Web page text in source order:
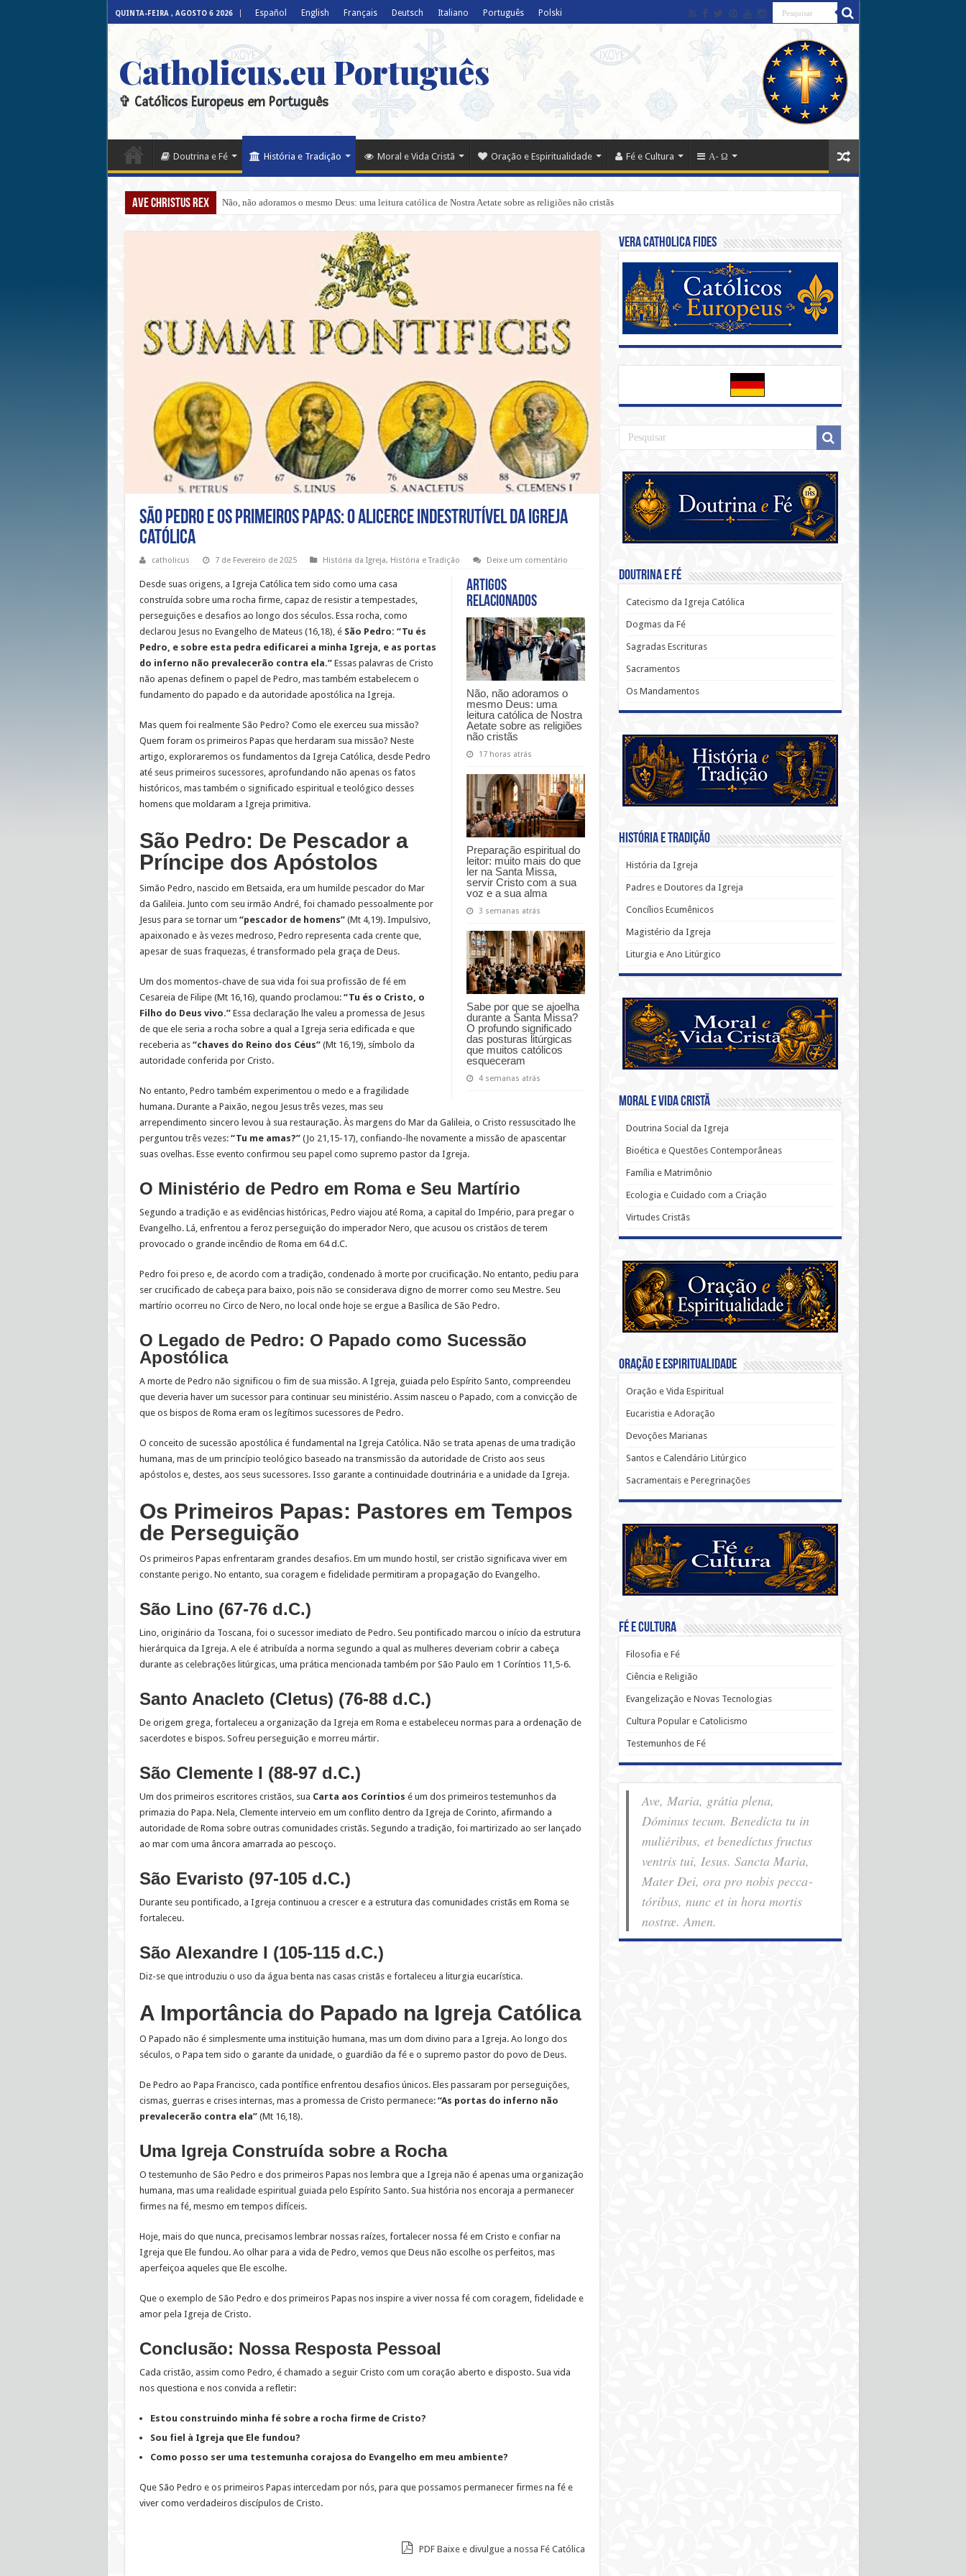
QUINTA-FEIRA , AGOSTO 6 2026 Español English Français Deutsch Italiano Português Polski
Catholicus.eu Português
✞ Católicos Europeus em Português
Doutrina e Fé História e Tradição Moral e Vida Cristã Oração e Espiritualidade Fé e Cultura Α- Ω
Ave Christus Rex Não, não adoramos o mesmo Deus: uma leitura católica de Nostra Aetate sobre as religiões não cristãs
São Pedro e os Primeiros Papas: O Alicerce Indestrutível da Igreja
Católica
catholicus 7 de Fevereiro de 2025 História da Igreja, História e Tradição Deixe um comentário
Artigos
relacionados
Não, não adoramos o
mesmo Deus: uma
leitura católica de Nostra
Aetate sobre as religiões
não cristãs
17 horas atrás
Preparação espiritual do
leitor: muito mais do que
ler na Santa Missa,
servir Cristo com a sua
voz e a sua alma
3 semanas atrás
Sabe por que se ajoelha
durante a Santa Missa?
O profundo significado
das posturas litúrgicas
que muitos católicos
esqueceram
4 semanas atrás
Desde suas origens, a Igreja Católica tem sido como uma casa
construída sobre uma rocha firme, capaz de resistir a tempestades,
perseguições e desafios ao longo dos séculos. Essa rocha, como
declarou Jesus no Evangelho de Mateus (16,18), é São Pedro: “Tu és
Pedro, e sobre esta pedra edificarei a minha Igreja, e as portas
do inferno não prevalecerão contra ela.”Essas palavras de Cristo
não apenas definem o papel de Pedro, mas também estabelecem o
fundamento do papado e da autoridade apostólica na Igreja.
Mas quem foi realmente São Pedro? Como ele exerceu sua missão?
Quem foram os primeiros Papas que herdaram sua missão? Neste
artigo, exploraremos os fundamentos da Igreja Católica, desde Pedro
até seus primeiros sucessores, aprofundando não apenas os fatos
históricos, mas também o significado espiritual e teológico desses
homens que moldaram a Igreja primitiva.
São Pedro: De Pescador a
Príncipe dos Apóstolos
Simão Pedro, nascido em Betsaida, era um humilde pescador do Mar
da Galileia. Junto com seu irmão André, foi chamado pessoalmente por
Jesus para se tornar um “pescador de homens”(Mt 4,19). Impulsivo,
apaixonado e às vezes medroso, Pedro representa cada crente que,
apesar de suas fraquezas, é transformado pela graça de Deus.
Um dos momentos-chave de sua vida foi sua profissão de fé em
Cesareia de Filipe (Mt 16,16), quando proclamou: “Tu és o Cristo, o
Filho do Deus vivo.”Essa declaração lhe valeu a promessa de Jesus
de que ele seria a rocha sobre a qual a Igreja seria edificada e que
receberia as “chaves do Reino dos Céus”(Mt 16,19), símbolo da
autoridade conferida por Cristo.
No entanto, Pedro também experimentou o medo e a fragilidade
humana. Durante a Paixão, negou Jesus três vezes, mas seu
arrependimento sincero levou à sua restauração. Às margens do Mar da Galileia, o Cristo ressuscitado lhe
perguntou três vezes: “Tu me amas?”(Jo 21,15-17), confiando-lhe novamente a missão de apascentar
suas ovelhas. Esse evento confirmou seu papel como supremo pastor da Igreja.
O Ministério de Pedro em Roma e Seu Martírio
Segundo a tradição e as evidências históricas, Pedro viajou até Roma, a capital do Império, para pregar o
Evangelho. Lá, enfrentou a feroz perseguição do imperador Nero, que acusou os cristãos de terem
provocado o grande incêndio de Roma em 64 d.C.
Pedro foi preso e, de acordo com a tradição, condenado à morte por crucificação. No entanto, pediu para
ser crucificado de cabeça para baixo, pois não se considerava digno de morrer como seu Mestre. Seu
martírio ocorreu no Circo de Nero, no local onde hoje se ergue a Basílica de São Pedro.
O Legado de Pedro: O Papado como Sucessão
Apostólica
A morte de Pedro não significou o fim de sua missão. A Igreja, guiada pelo Espírito Santo, compreendeu
que deveria haver um sucessor para continuar seu ministério. Assim nasceu o Papado, com a convicção de
que os bispos de Roma eram os legítimos sucessores de Pedro.
O conceito de sucessão apostólica é fundamental na Igreja Católica. Não se trata apenas de uma tradição
humana, mas de um princípio teológico baseado na transmissão da autoridade de Cristo aos seus
apóstolos e, destes, aos seus sucessores. Isso garante a continuidade doutrinária e a unidade da Igreja.
Os Primeiros Papas: Pastores em Tempos
de Perseguição
Os primeiros Papas enfrentaram grandes desafios. Em um mundo hostil, ser cristão significava viver em
constante perigo. No entanto, sua coragem e fidelidade permitiram a propagação do Evangelho.
São Lino (67-76 d.C.)
Lino, originário da Toscana, foi o sucessor imediato de Pedro. Seu pontificado marcou o início da estrutura
hierárquica da Igreja. A ele é atribuída a norma segundo a qual as mulheres deveriam cobrir a cabeça
durante as celebrações litúrgicas, uma prática mencionada também por São Paulo em 1 Coríntios 11,5-6.
Santo Anacleto (Cletus) (76-88 d.C.)
De origem grega, fortaleceu a organização da Igreja em Roma e estabeleceu normas para a ordenação de
sacerdotes e bispos. Sofreu perseguição e morreu mártir.
São Clemente I (88-97 d.C.)
Um dos primeiros escritores cristãos, sua Carta aos Coríntios é um dos primeiros testemunhos da
primazia do Papa. Nela, Clemente interveio em um conflito dentro da Igreja de Corinto, afirmando a
autoridade de Roma sobre outras comunidades cristãs. Segundo a tradição, foi martirizado ao ser lançado
ao mar com uma âncora amarrada ao pescoço.
São Evaristo (97-105 d.C.)
Durante seu pontificado, a Igreja continuou a crescer e a estrutura das comunidades cristãs em Roma se
fortaleceu.
São Alexandre I (105-115 d.C.)
Diz-se que introduziu o uso da água benta nas casas cristãs e fortaleceu a liturgia eucarística.
A Importância do Papado na Igreja Católica
O Papado não é simplesmente uma instituição humana, mas um dom divino para a Igreja. Ao longo dos
séculos, o Papa tem sido o garante da unidade, o guardião da fé e o supremo pastor do povo de Deus.
De Pedro ao Papa Francisco, cada pontífice enfrentou desafios únicos. Eles passaram por perseguições,
cismas, guerras e crises internas, mas a promessa de Cristo permanece: “As portas do inferno não
prevalecerão contra ela”(Mt 16,18).
Uma Igreja Construída sobre a Rocha
O testemunho de São Pedro e dos primeiros Papas nos lembra que a Igreja não é apenas uma organização
humana, mas uma realidade espiritual guiada pelo Espírito Santo. Sua história nos encoraja a permanecer
firmes na fé, mesmo em tempos difíceis.
Hoje, mais do que nunca, precisamos lembrar nossas raízes, fortalecer nossa fé em Cristo e confiar na
Igreja que Ele fundou. Ao olhar para a vida de Pedro, vemos que Deus não escolhe os perfeitos, mas
aperfeiçoa aqueles que Ele escolhe.
Que o exemplo de São Pedro e dos primeiros Papas nos inspire a viver nossa fé com coragem, fidelidade e
amor pela Igreja de Cristo.
Conclusão: Nossa Resposta Pessoal
Cada cristão, assim como Pedro, é chamado a seguir Cristo com um coração aberto e disposto. Sua vida
nos questiona e nos convida a refletir:
Estou construindo minha fé sobre a rocha firme de Cristo?
Sou fiel à Igreja que Ele fundou?
Como posso ser uma testemunha corajosa do Evangelho em meu ambiente?
Que São Pedro e os primeiros Papas intercedam por nós, para que possamos permanecer firmes na fé e
viver como verdadeiros discípulos de Cristo.
PDF Baixe e divulgue a nossa Fé Católica
Vera Catholica Fides
Doutrina e Fé
Catecismo da Igreja Católica
Dogmas da Fé
Sagradas Escrituras
Sacramentos
Os Mandamentos
História e Tradição
História da Igreja
Padres e Doutores da Igreja
Concílios Ecumênicos
Magistério da Igreja
Liturgia e Ano Litúrgico
Moral e Vida Cristã
Doutrina Social da Igreja
Bioética e Questões Contemporâneas
Família e Matrimônio
Ecologia e Cuidado com a Criação
Virtudes Cristãs
Oração e Espiritualidade
Oração e Vida Espiritual
Eucaristia e Adoração
Devoções Marianas
Santos e Calendário Litúrgico
Sacramentais e Peregrinações
Fé e Cultura
Filosofia e Fé
Ciência e Religião
Evangelização e Novas Tecnologias
Cultura Popular e Catolicismo
Testemunhos de Fé
Ave, Maria, grátia plena,
Dóminus tecum. Benedícta tu in
muliéribus, et benedíctus fructus
ventris tui, Iesus. Sancta Maria,
Mater Dei, ora pro nobis pec­ca­
tóribus, nunc et in hora mortis
nostræ. Amen.